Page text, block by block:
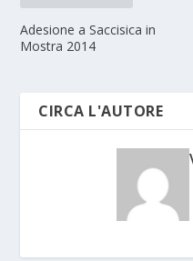
Adesione a Saccisica in
Mostra 2014
CIRCA L'AUTORE